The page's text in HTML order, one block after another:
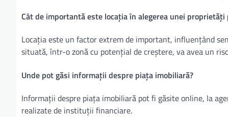
Cât de importantă este locația în alegerea unei
Locația este un factor extrem de important, influențând
situată, într-o zonă cu potențial de creștere, va avea un
Unde pot găsi informații despre piața imobiliară?
Informații despre piața imobiliară pot fi găsite online, la
realizate de instituții financiare.